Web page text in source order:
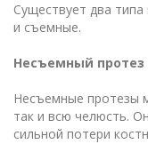
Существует два
и съемные.
Несъемный
Несъемные протезы
так и всю челюсть.
сильной потери